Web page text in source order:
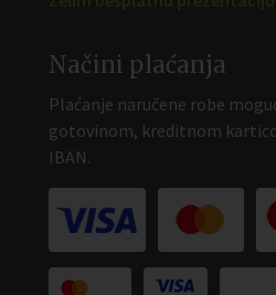
Načini plaćanja
Plaćanje naručene robe
gotovinom, kreditnom
IBAN.